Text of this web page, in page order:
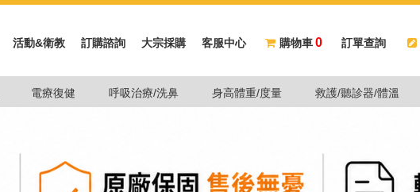
活動&衛教 訂購諮詢 大宗採購 客服中心 購物車0 訂單查詢
電療復健 呼吸治療/洗鼻 身高體重/度量 救護/聽診器/體溫